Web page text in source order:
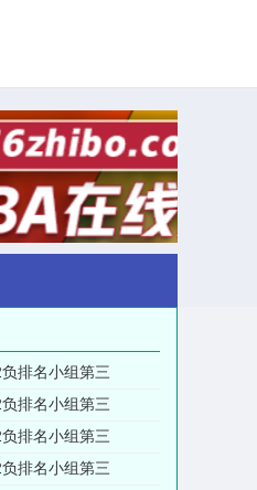
排名小组第三
排名小组第三
排名小组第三
排名小组第三